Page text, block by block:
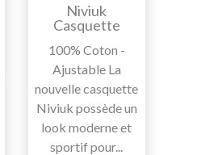
Niviuk
Casquette
100% Coton -
Ajustable La
nouvelle casquette
Niviuk possède un
look moderne et
sportif pour...